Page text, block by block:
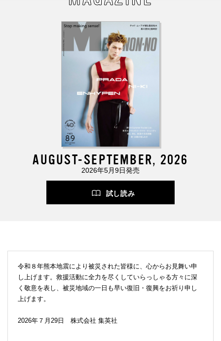
AUGUST-SEPTEMBER, 2026
2026年5月9日発売
試し読み
令和８年熊本地震により被災された皆様に、心からお見舞い申
し上げます。救援活動に全力を尽くしていらっしゃる方々に深
く敬意を表し、被災地域の一日も早い復旧・復興をお祈り申し
上げます。
2026年７月29日 株式会社 集英社